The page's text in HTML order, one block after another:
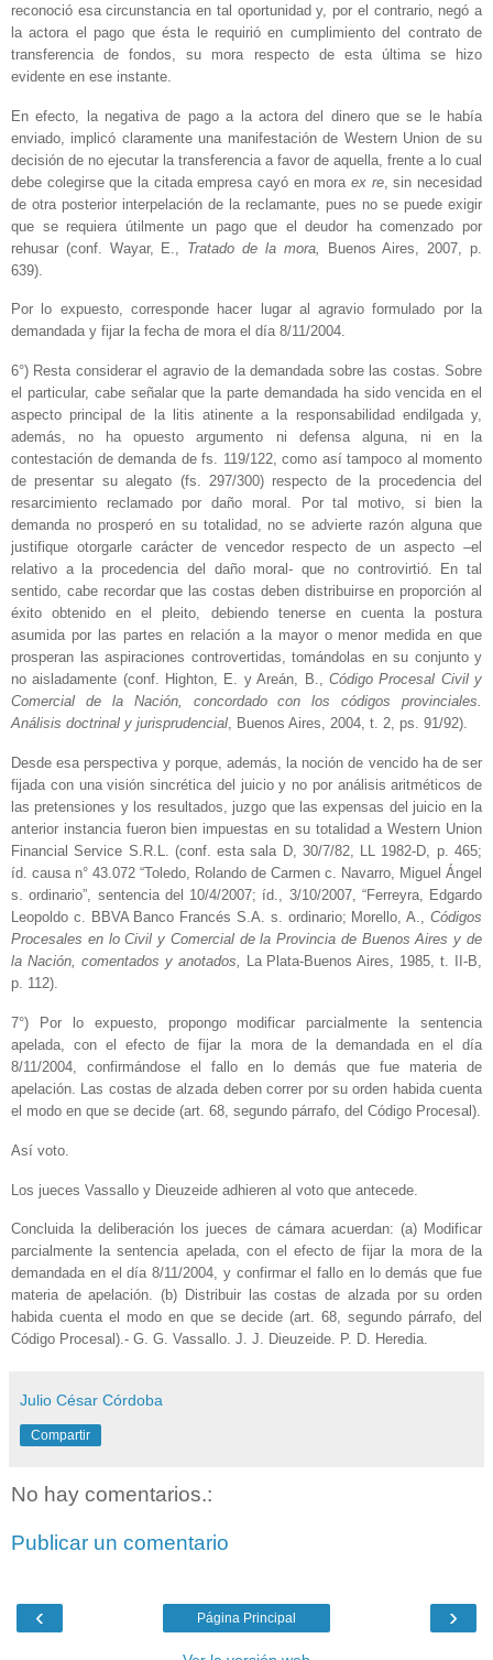
reconoció esa circunstancia en tal oportunidad y, por el contrario, negó a
la actora el pago que ésta le requirió en cumplimiento del contrato de
transferencia de fondos, su mora respecto de esta última se hizo
evidente en ese instante.
En efecto, la negativa de pago a la actora del dinero que se le había
enviado, implicó claramente una manifestación de Western Union de su
decisión de no ejecutar la transferencia a favor de aquella, frente a lo cual
debe colegirse que la citada empresa cayó en mora ex re, sin necesidad
de otra posterior interpelación de la reclamante, pues no se puede exigir
que se requiera útilmente un pago que el deudor ha comenzado por
rehusar (conf. Wayar, E., Tratado de la mora, Buenos Aires, 2007, p.
639).
Por lo expuesto, corresponde hacer lugar al agravio formulado por la
demandada y fijar la fecha de mora el día 8/11/2004.
6°) Resta considerar el agravio de la demandada sobre las costas. Sobre
el particular, cabe señalar que la parte demandada ha sido vencida en el
aspecto principal de la litis atinente a la responsabilidad endilgada y,
además, no ha opuesto argumento ni defensa alguna, ni en la
contestación de demanda de fs. 119/122, como así tampoco al momento
de presentar su alegato (fs. 297/300) respecto de la procedencia del
resarcimiento reclamado por daño moral. Por tal motivo, si bien la
demanda no prosperó en su totalidad, no se advierte razón alguna que
justifique otorgarle carácter de vencedor respecto de un aspecto –el
relativo a la procedencia del daño moral- que no controvirtió. En tal
sentido, cabe recordar que las costas deben distribuirse en proporción al
éxito obtenido en el pleito, debiendo tenerse en cuenta la postura
asumida por las partes en relación a la mayor o menor medida en que
prosperan las aspiraciones controvertidas, tomándolas en su conjunto y
no aisladamente (conf. Highton, E. y Areán, B., Código Procesal Civil y
Comercial de la Nación,
concordado con los códigos provinciales.
Análisis doctrinal y jurisprudencial, Buenos Aires, 2004, t. 2, ps. 91/92).
Desde esa perspectiva y porque, además, la noción de vencido ha de ser
fijada con una visión sincrética del juicio y no por análisis aritméticos de
las pretensiones y los resultados, juzgo que las expensas del juicio en la
anterior instancia fueron bien impuestas en su totalidad a Western Union
Financial Service S.R.L. (conf. esta sala D, 30/7/82, LL 1982-D, p. 465;
íd. causa n° 43.072 “Toledo, Rolando de Carmen c. Navarro, Miguel Ángel
s. ordinario”, sentencia del 10/4/2007; íd., 3/10/2007, “Ferreyra, Edgardo
Leopoldo c. BBVA Banco Francés S.A. s. ordinario; Morello, A., Códigos
Procesales en lo Civil y Comercial de la Provincia de Buenos Aires y de
la Nación, comentados y anotados, La Plata-Buenos Aires, 1985, t. II-B,
p. 112).
7°) Por lo expuesto, propongo modificar parcialmente la sentencia
apelada, con el efecto de fijar la mora de la demandada en el día
8/11/2004, confirmándose el fallo en lo demás que fue materia de
apelación. Las costas de alzada deben correr por su orden habida cuenta
el modo en que se decide (art. 68, segundo párrafo, del Código Procesal).
Así voto.
Los jueces Vassallo y Dieuzeide adhieren al voto que antecede.
Concluida la deliberación los jueces de cámara acuerdan: (a) Modificar
parcialmente la sentencia apelada, con el efecto de fijar la mora de la
demandada en el día 8/11/2004, y confirmar el fallo en lo demás que fue
materia de apelación. (b) Distribuir las costas de alzada por su orden
habida cuenta el modo en que se decide (art. 68, segundo párrafo, del
Código Procesal).- G. G. Vassallo. J. J. Dieuzeide. P. D. Heredia.
Julio César Córdoba
Compartir
No hay comentarios.:
Publicar un comentario
‹ ›
Página Principal